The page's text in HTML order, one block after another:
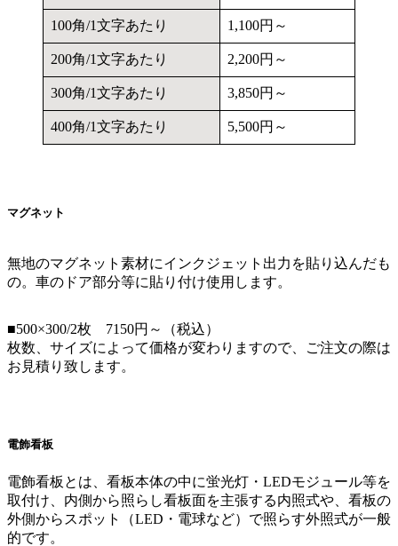
100角/1文字あたり 1,100円～
200角/1文字あたり 2,200円～
300角/1文字あたり 3,850円～
400角/1文字あたり 5,500円～
マグネット
無地のマグネット素材にインクジェット出力を貼り込んだも
の。車のドア部分等に貼り付け使用します。
■500×300/2枚 7150円～（税込）
枚数、サイズによって価格が変わりますので、ご注文の際は
お見積り致します。
電飾看板
電飾看板とは、看板本体の中に蛍光灯・LEDモジュール等を
取付け、内側から照らし看板面を主張する内照式や、看板の
外側からスポット（LED・電球など）で照らす外照式が一般
的です。